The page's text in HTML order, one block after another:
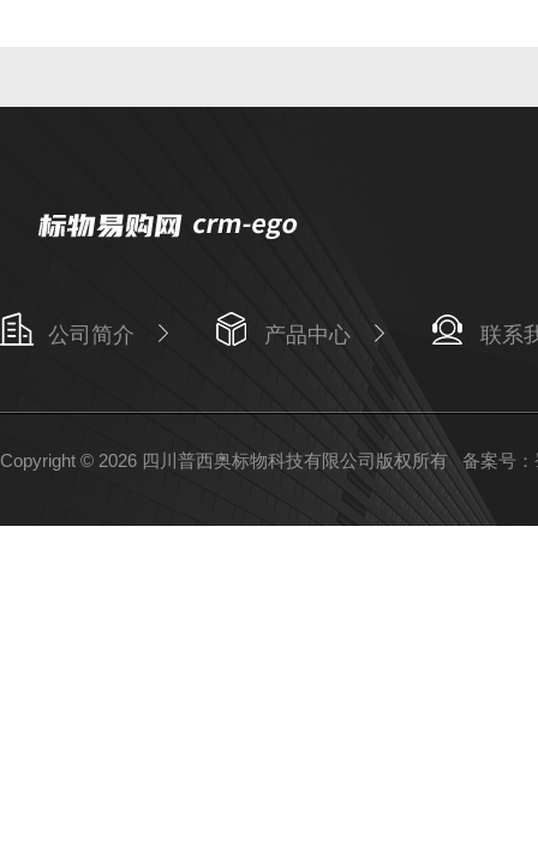
公司简介 产品中心 联系
Copyright © 2026 四川普西奥标物科技有限公司版权所有 备案号：